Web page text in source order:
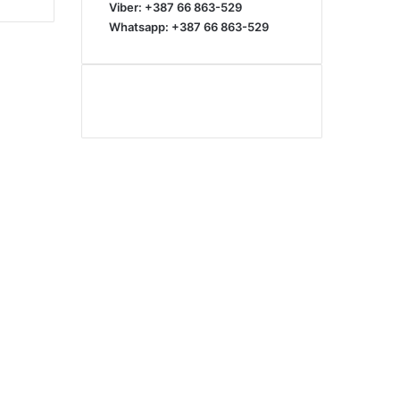
Viber: +387 66 863-529
Whatsapp: +387 66 863-529